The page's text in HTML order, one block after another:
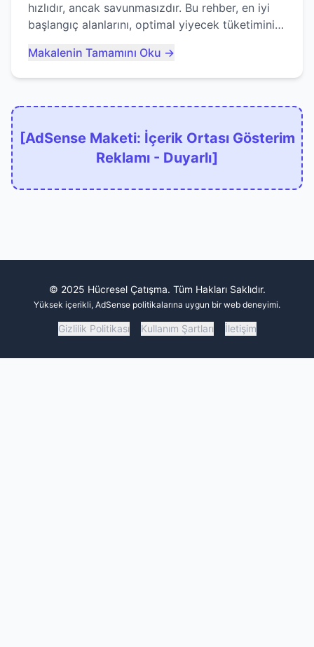
hızlıdır, ancak savunmasızdır. Bu rehber, en iyi
başlangıç alanlarını, optimal yiyecek tüketimini
kaçınacağınızı anlatıyor...
Makalenin Tamamını Oku →
[AdSense Maketi: İçerik Ortası Gösterim
Reklamı - Duyarlı]
© 2025 Hücresel Çatışma. Tüm Hakları Saklıdır.
Yüksek içerikli, AdSense politikalarına uygun bir web deneyimi.
Gizlilik Politikası Kullanım Şartları İletişim